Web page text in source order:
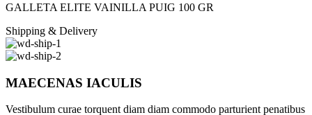
GALLETA ELITE VAINILLA PUIG 100 GR
Shipping & Delivery
MAECENAS IACULIS
Vestibulum curae torquent diam diam commodo parturient penatibus